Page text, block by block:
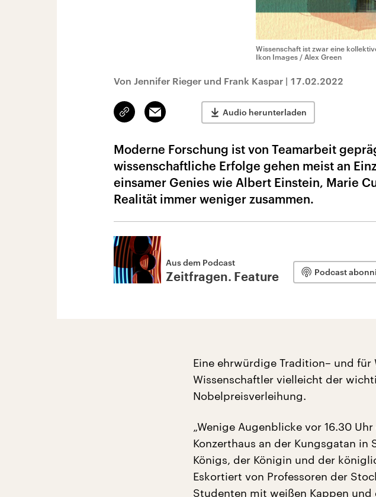
Wissenschaft ist zwar eine
Ikon Images / Alex Green
Von Jennifer Rieger und Frank Kaspar | 17.02.2022
Link
kopieren/teilen
Email Audio herunterladen
Moderne Forschung ist von Teamarbeit
wissenschaftliche Erfolge gehen meist an
einsamer Genies wie Albert Einstein, Marie
Realität immer weniger zusammen.
Aus dem Podcast
Zeitfragen. Feature Podcast
Eine ehrwürdige Tradition– und für
Wissenschaftler vielleicht der
Nobelpreisverleihung.
„Wenige Augenblicke vor 16.30
Konzerthaus an der Kungsgatan in
Königs, der Königin und der
Eskortiert von Professoren der
Studenten mit weißen Kappen